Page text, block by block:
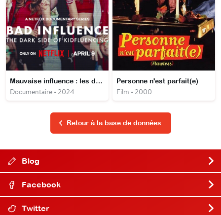
Mauvaise influence : les dérives du kidfluencing
Documentaire • 2024
Personne n'est parfait(e)
Film • 2000
Retour à la base de données
Blog
Facebook
Twitter